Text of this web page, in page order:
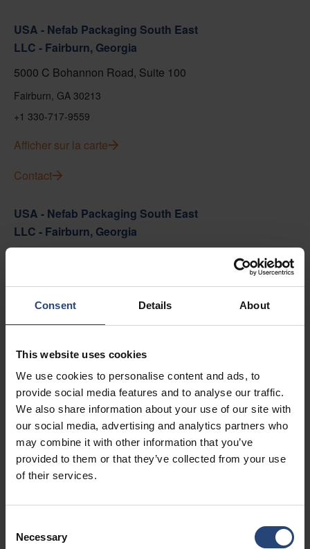
Consent Details About
This website uses cookies
We use cookies to personalise content and ads, to
provide social media features and to analyse our traffic.
We also share information about your use of our site with
our social media, advertising and analytics partners who
may combine it with other information that you’ve
provided to them or that they’ve collected from your use
of their services.
Selection
Necessary
USA - Nefab Packaging South East
LLC - Fairburn, Georgia
5000 C Bohannon Road, Suite 100
Fairburn, GA 30213
+1 330-717-9559
Afficher sur la carte
Contact
USA - Nefab Packaging South East
LLC - Fairburn, Georgia
+1 770-935-6662
Afficher sur la carte
Contact
USA - Nefab Packaging North LLC -
Illinois
1539 Hunter Rd
Hanover Park, IL 60133
Contact